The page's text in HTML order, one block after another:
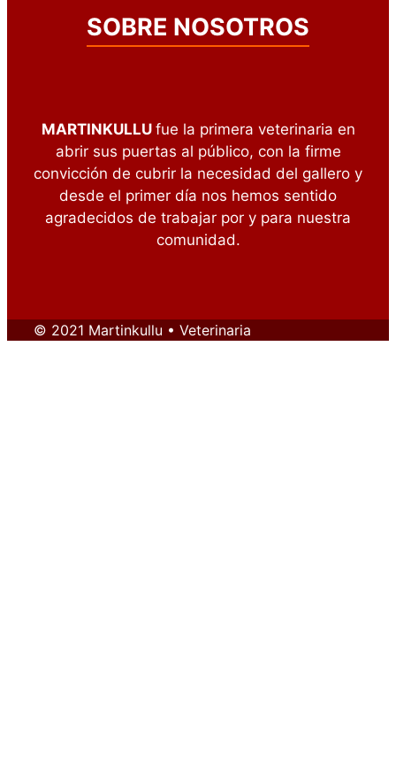
SOBRE NOSOTROS
MARTINKULLU fue la primera veterinaria en
abrir sus puertas al público, con la firme
convicción de cubrir la necesidad del gallero y
desde el primer día nos hemos sentido
agradecidos de trabajar por y para nuestra
comunidad.
© 2021 Martinkullu • Veterinaria